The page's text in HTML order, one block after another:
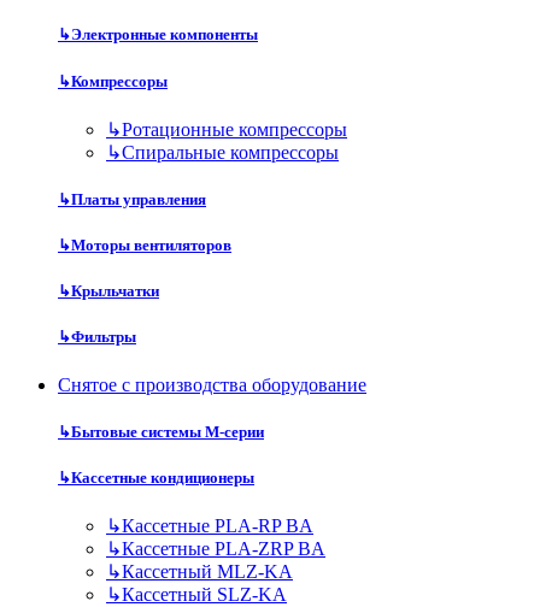
↳Электронные компоненты
↳Компрессоры
↳Ротационные компрессоры
↳Спиральные компрессоры
↳Платы управления
↳Моторы вентиляторов
↳Крыльчатки
↳Фильтры
Снятое с производства оборудование
↳Бытовые системы M-серии
↳Кассетные кондиционеры
↳Кассетные PLA-RP BA
↳Кассетные PLA-ZRP BA
↳Кассетный MLZ-KA
↳Кассетный SLZ-KA